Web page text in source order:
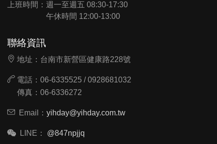
上班時間： 週一至週五 08:30-17:30
午休時間 12:00-13:00
聯絡資訊
地址：台南市新營區健康路228號
電話：06-6335525 / 0928681032
傳真：06-6336272
Email： yihday@yihday.com.tw
LINE： @847npjjq